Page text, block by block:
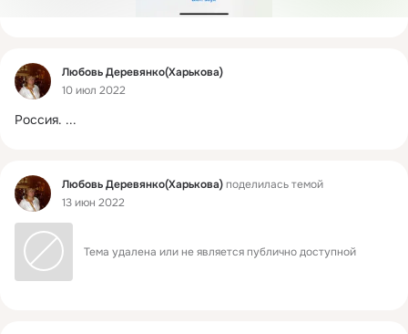
Фид
Любовь Деревянко(Харькова)
10 июл 2022
Россия. ...
Фид Любовь Деревянко(Харькова)поделилась темой
13 июн 2022
Тема удалена или не является публично доступной